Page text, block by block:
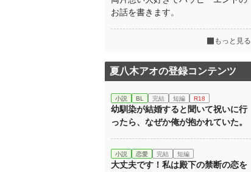
お話を書きます。
もっと見る
夏八木アオの登録コンテンツ
小説 BL 完結 短編 R18
幼馴染が結婚すると聞いて祝いに行
ったら、なぜか俺が抱かれていた。
小説 恋愛 完結 短編
大丈夫です！私は殿下の禁断の恋を